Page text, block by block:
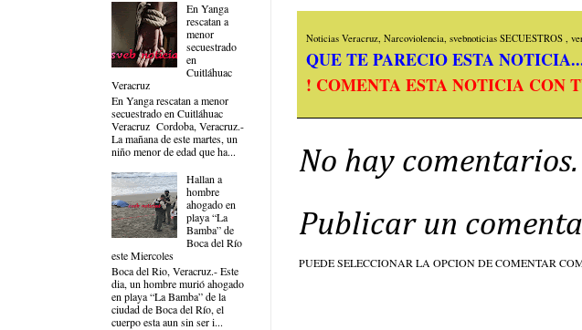
Noticias Veracruz, Narcoviolencia, svebnoticias SECUESTROS ,
QUE TE PARECIO ESTA
! COMENTA ESTA NOTICIA CON
No hay
Publicar un
PUEDE SELECCIONAR LA OPCION DE COMENTAR
En Yanga
rescatan a
menor
secuestrado
en
Cuitláhuac
Veracruz
En Yanga rescatan a menor
secuestrado en Cuitláhuac
Veracruz Cordoba, Veracruz.-
La mañana de este martes, un
niño menor de edad que ha...
Hallan a
hombre
ahogado en
playa “La
Bamba” de
Boca del Río
este Miercoles
Boca del Rio, Veracruz.- Este
dia, un hombre murió ahogado
en playa “La Bamba” de la
ciudad de Boca del Río, el
cuerpo esta aun sin ser i...